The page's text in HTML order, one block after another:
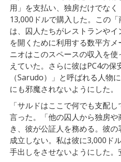
用」を支払い、独房だけでな
13,000ドルで購入した。この
は、囚人たちがレストランや
を開くために利用する数平方
ニオはこのスペースの収入を
えていた。さらに彼はPC4の保
（Sarudo）」と呼ばれる人物
にも邪魔されないようにした。
「サルドはここで何でも支配
言った。「他の囚人から独房
き、彼が公証人を務める。彼
成立しない。私は彼に3,000ド
手出しをさせないようにした。